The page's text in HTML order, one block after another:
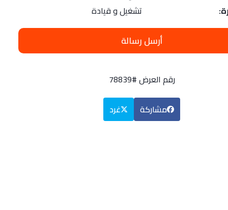
تشغيل و قيادة
أرسل رسالة
رقم العرض #78839
مشاركة
غرد